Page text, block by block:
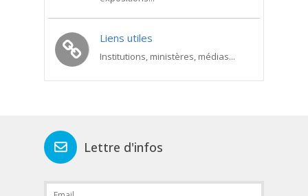
Liens utiles
Institutions, ministères, médias...
Lettre d'infos